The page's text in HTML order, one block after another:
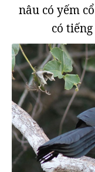
nâu có yếm
có